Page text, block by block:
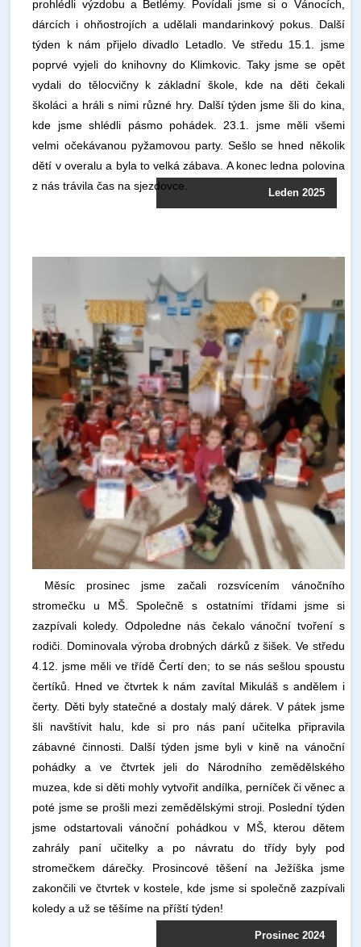
Leden 2025
prohlédli výzdobu a Betlémy. Povídali jsme si o Vánocích,
dárcích i ohňostrojích a udělali mandarinkový pokus. Další
týden k nám přijelo divadlo Letadlo. Ve středu 15.1. jsme
poprvé vyjeli do knihovny do Klimkovic. Taky jsme se opět
vydali do tělocvičny k základní škole, kde na děti čekali
školáci a hráli s nimi různé hry. Další týden jsme šli do kina,
kde jsme shlédli pásmo pohádek. 23.1. jsme měli všemi
velmi očekávanou pyžamovou party. Sešlo se hned několik
dětí v overalu a byla to velká zábava. A konec ledna polovina
z nás trávila čas na sjezdovce.
Prosinec 2024
Měsíc prosinec jsme začali rozsvícením vánočního
stromečku u MŠ. Společně s ostatními třídami jsme si
zazpívali koledy. Odpoledne nás čekalo vánoční tvoření s
rodiči. Dominovala výroba drobných dárků z šišek. Ve středu
4.12. jsme měli ve třídě Čertí den; to se nás sešlou spoustu
čertíků. Hned ve čtvrtek k nám zavítal Mikuláš s andělem i
čerty. Děti byly statečné a dostaly malý dárek. V pátek jsme
šli navštívit halu, kde si pro nás paní učitelka připravila
zábavné činnosti. Další týden jsme byli v kině na vánoční
pohádky a ve čtvrtek jeli do Národního zemědělského
muzea, kde si děti mohly vytvořit andílka, perníček či věnec a
poté jsme se prošli mezi zemědělskými stroji. Poslední týden
jsme odstartovali vánoční pohádkou v MŠ, kterou dětem
zahrály paní učitelky a po návratu do třídy byly pod
stromečkem dárečky. Prosincové těšení na Ježíška jsme
zakončili ve čtvrtek v kostele, kde jsme si společně zazpívali
koledy a už se těšíme na příští týden!